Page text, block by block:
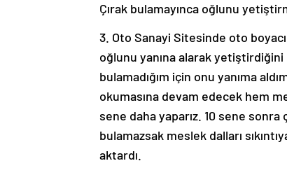
Çırak bulamayınca oğlunu
3. Oto Sanayi Sitesinde oto
oğlunu yanına alarak
bulamadığım için onu yanıma
okumasına devam edecek hem
sene daha yaparız. 10 sene
bulamazsak meslek dalları
aktardı.